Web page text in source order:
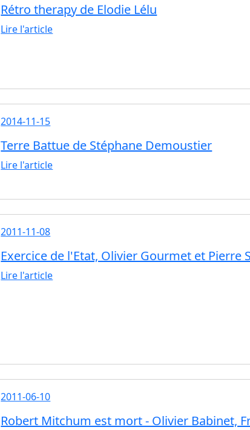
Rétro therapy de Elodie Lélu
Lire l'article
2014-11-15
Terre Battue de Stéphane Demoustier
Lire l'article
2011-11-08
Exercice de l'Etat, Olivier Gourmet et Pierre
Lire l'article
2011-06-10
Robert Mitchum est mort - Olivier Babinet,